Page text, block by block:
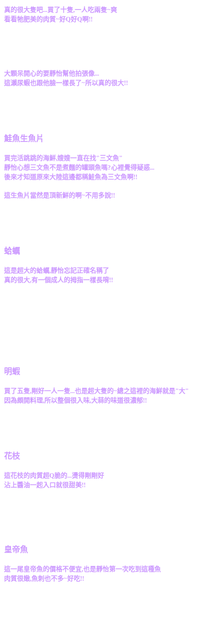
真的很大隻吧...買了十隻,一人吃兩隻~爽
看看牠肥美的肉質~好Q好Q啊!!
大顆呆開心的要靜怡幫他拍張像...
這瀨尿蝦也跟他臉一樣長了~所以真的很大!!
鮭魚生魚片
買完活跳跳的海鮮,嫂嫂一直在找"三文魚"
靜怡心想三文魚不是煮麵的罐頭魚嗎?心裡覺得疑惑...
後來才知道原來大陸這邊都稱鮭魚為三文魚啊!!
這生魚片當然是頂新鮮的啊~不用多說!!
蛤蠣
這是超大的蛤蠣,靜怡忘記正確名稱了
真的很大,有一個成人的拇指一樣長唷!!
明蝦
買了五隻,剛好一人一隻...也是超大隻的~總之這裡的海鮮就是"大"
因為頗開料理,所以整個很入味,大蒜的味道很濃郁!!
花枝
這花枝的肉質超Q脆的...燙得剛剛好
沾上醬油一起入口就很甜美!!
皇帝魚
這一尾皇帝魚的價格不便宜,也是靜怡第一次吃到這種魚
肉質很嫩,魚刺也不多~好吃!!